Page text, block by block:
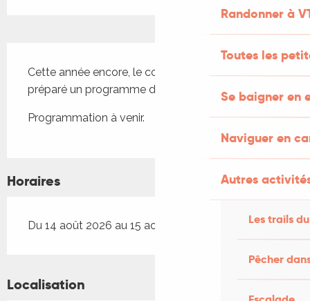
Randonner à
Toutes les
Se baigner en
Naviguer en
Autres
Les trails
Pêcher
Cette année encore, le comité des fêtes vous a
préparé un programme d'exception…
Programmation à venir.
Horaires
Du 14 août 2026 au 15 août 2026
Localisation